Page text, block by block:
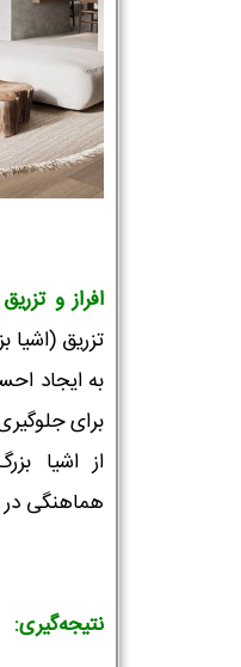
افراز و
تزریق
به ایجاد
برای
از اشیا
هماهنگی
نتیجه‌گیری:
نام و نام خانوادگی :